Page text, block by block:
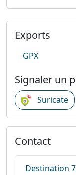
Exports
GPX
Signaler un
Suricate
Contact
Destination